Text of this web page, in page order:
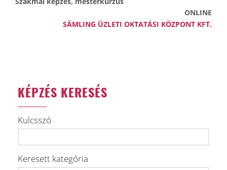
ONLINE
SÄMLING ÜZLETI OKTATÁSI KÖZPONT KFT.
KÉPZÉS KERESÉS
Kulcsszó
Keresett kategória